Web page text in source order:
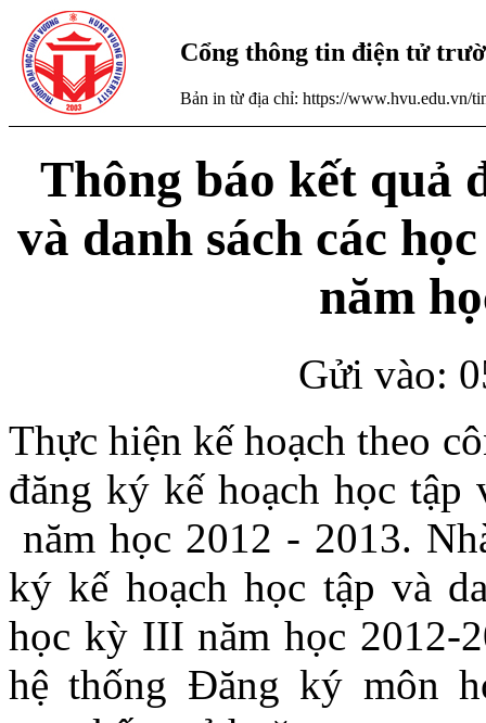
Cổng thông tin điện tử
Bản in từ địa chỉ: https://www.hvu.edu.vn/
Thông báo kết quả
và danh sách các
năm
Gửi vào:
Thực hiện kế hoạch theo
đăng ký kế hoạch học
năm học 2012 - 2013.
ký kế hoạch học tập và
học kỳ III năm học 2012-
hệ thống Đăng ký môn